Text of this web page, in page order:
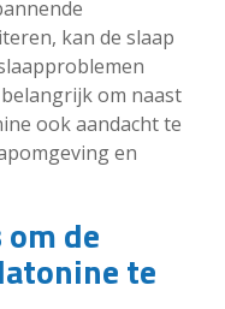
kan de slaap
om naast
ook aandacht te
en
de
te